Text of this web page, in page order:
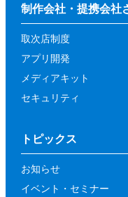
暴力団、
織である
未成年者
被補助人
て、法定
カラーミ
制作会社・提携会社
取次店制度
アプリ開発
メディアキット
セキュリティ
トピックス
お知らせ
イベント・セミナー